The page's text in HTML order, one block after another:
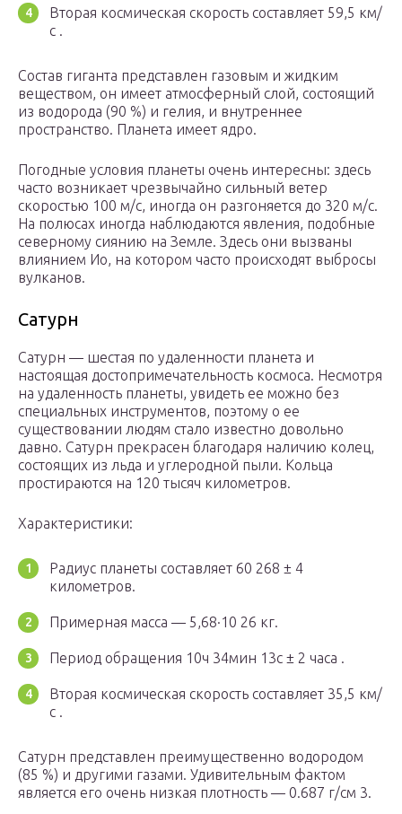
Вторая космическая скорость составляет 59,5 км/
с .
Состав гиганта представлен газовым и жидким
веществом, он имеет атмосферный слой, состоящий
из водорода (90 %) и гелия, и внутреннее
пространство. Планета имеет ядро.
Погодные условия планеты очень интересны: здесь
часто возникает чрезвычайно сильный ветер
скоростью 100 м/с, иногда он разгоняется до 320 м/с.
На полюсах иногда наблюдаются явления, подобные
северному сиянию на Земле. Здесь они вызваны
влиянием Ио, на котором часто происходят выбросы
вулканов.
Сатурн
Сатурн — шестая по удаленности планета и
настоящая достопримечательность космоса. Несмотря
на удаленность планеты, увидеть ее можно без
специальных инструментов, поэтому о ее
существовании людям стало известно довольно
давно. Сатурн прекрасен благодаря наличию колец,
состоящих из льда и углеродной пыли. Кольца
простираются на 120 тысяч километров.
Характеристики:
Радиус планеты составляет 60 268 ± 4
километров.
Примерная масса — 5,68·10 26 кг.
Период обращения 10ч 34мин 13с ± 2 часа .
Вторая космическая скорость составляет 35,5 км/
с .
Сатурн представлен преимущественно водородом
(85 %) и другими газами. Удивительным фактом
является его очень низкая плотность — 0.687 г/см 3.